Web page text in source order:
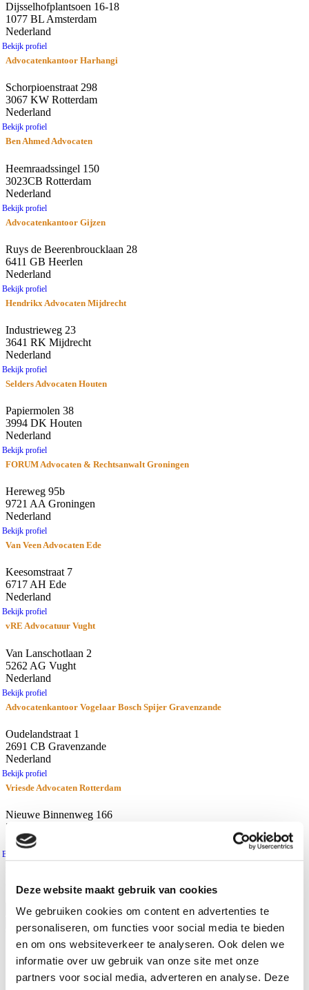
Deze website maakt gebruik van cookies
We gebruiken cookies om content en advertenties te
personaliseren, om functies voor social media te bieden
en om ons websiteverkeer te analyseren. Ook delen we
informatie over uw gebruik van onze site met onze
partners voor social media, adverteren en analyse. Deze
Dijsselhofplantsoen 16-18
1077 BL Amsterdam
Nederland
Bekijk profiel
Advocatenkantoor Harhangi
Schorpioenstraat 298
3067 KW Rotterdam
Nederland
Bekijk profiel
Ben Ahmed Advocaten
Heemraadssingel 150
3023CB Rotterdam
Nederland
Bekijk profiel
Advocatenkantoor Gijzen
Ruys de Beerenbroucklaan 28
6411 GB Heerlen
Nederland
Bekijk profiel
Hendrikx Advocaten Mijdrecht
Industrieweg 23
3641 RK Mijdrecht
Nederland
Bekijk profiel
Selders Advocaten Houten
Papiermolen 38
3994 DK Houten
Nederland
Bekijk profiel
FORUM Advocaten & Rechtsanwalt Groningen
Hereweg 95b
9721 AA Groningen
Nederland
Bekijk profiel
Van Veen Advocaten Ede
Keesomstraat 7
6717 AH Ede
Nederland
Bekijk profiel
vRE Advocatuur Vught
Van Lanschotlaan 2
5262 AG Vught
Nederland
Bekijk profiel
Advocatenkantoor Vogelaar Bosch Spijer Gravenzande
Oudelandstraat 1
2691 CB Gravenzande
Nederland
Bekijk profiel
Vriesde Advocaten Rotterdam
Nieuwe Binnenweg 166
3015 BH Rotterdam
Nederland
Bekijk profiel
Gebruik huidige locatie
Waar zoekt u naar?
Advocaten
Kantoren